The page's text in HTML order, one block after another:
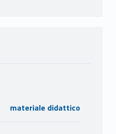
materiale didattico